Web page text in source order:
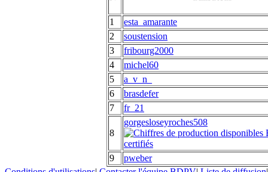
1
esta_amarante
2
soustension
3
fribourg2000
4
michel60
5
a_v_n_
6
brasdefer
7
fr_21
8
gorgesloseyroches508
9
pweber